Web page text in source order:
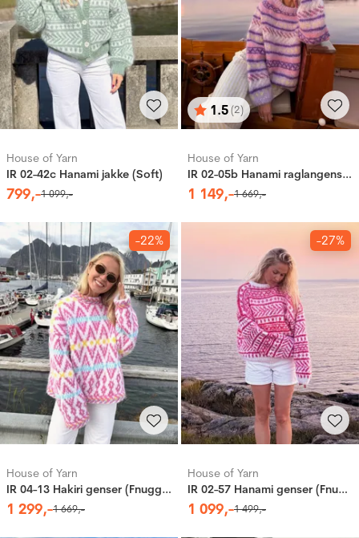
House of Yarn
IR 02-42c Hanami jakke (Soft)
799,-1 099,-
Karakter:
1.5(2)
av 5 mulige
House of Yarn
IR 02-05b Hanami raglangenser (Påfugl in Paris)
1 149,-1 669,-
-22%
House of Yarn
IR 04-13 Hakiri genser (Fnugg in Florence)
1 299,-1 669,-
-27%
House of Yarn
IR 02-57 Hanami genser (Fnugg in Florence & Caness)
1 099,-1 499,-